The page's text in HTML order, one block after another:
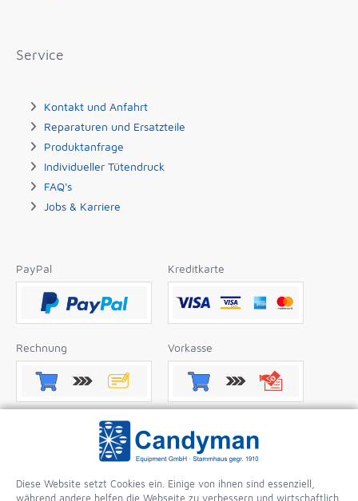
Service
Kontakt und Anfahrt
Reparaturen und Ersatzteile
Produktanfrage
Individueller Tütendruck
FAQ's
Jobs & Karriere
PayPal Kreditkarte
Rechnung Vorkasse
Diese Website setzt Cookies ein. Einige von ihnen sind essenziell,
während andere helfen die Webseite zu verbessern und wirtschaftlich